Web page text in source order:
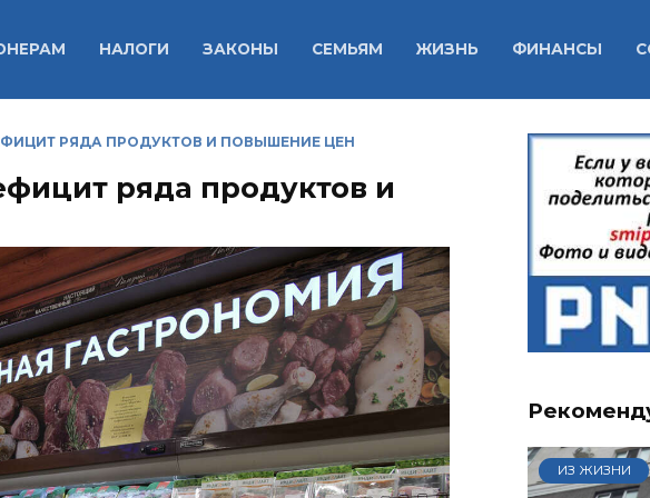
НАЛОГИ ЗАКОНЫ СЕМЬЯМ ЖИЗНЬ ФИНАНСЫ
РЯДА ПРОДУКТОВ И ПОВЫШЕНИЕ ЦЕН
ряда продуктов и
ИЗ ЖИЗНИ